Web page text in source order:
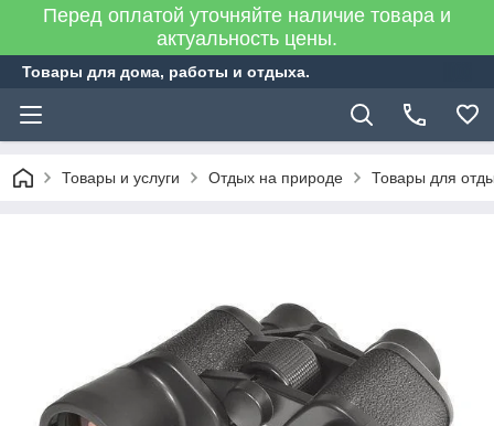
Перед оплатой уточняйте наличие товара и
актуальность цены.
Товары для дома, работы и отдыха.
Товары и услуги Отдых на природе Товары для